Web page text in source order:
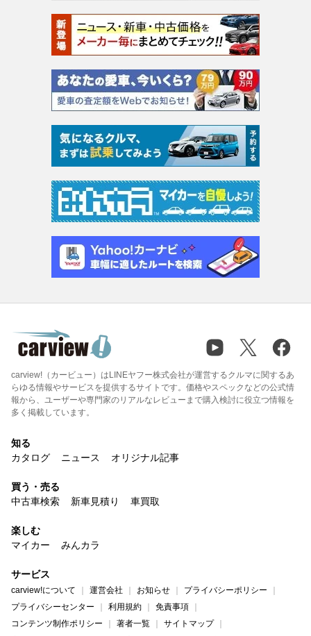
carview!（カービュー）はLINEヤフー株式会社が運営するクルマに関するあ
らゆる情報やサービスを提供するサイトです。価格やスペックなどの公式情
報から、ユーザーや専門家のリアルなレビューまで購入検討に役立つ情報を
多く掲載しています。
知る
カタログ
ニュース オリジナル記事
買う・売る
中古車検索
新車見積り 車買取
楽しむ
マイカー
みんカラ
サービス
carview!について 運営会社 お知らせ
プライバシーポリシー
プライバシーセンター
利用規約
免責事項
コンテンツ制作ポリシー
著者一覧
サイトマップ